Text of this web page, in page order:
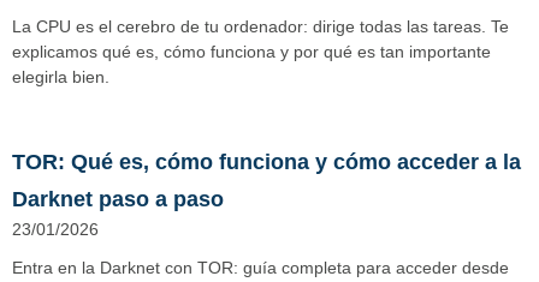
La CPU es el cerebro de tu ordenador: dirige todas las tareas. Te
explicamos qué es, cómo funciona y por qué es tan importante
elegirla bien.
TOR: Qué es, cómo funciona y cómo acceder a la
Darknet paso a paso
23/01/2026
Entra en la Darknet con TOR: guía completa para acceder desde